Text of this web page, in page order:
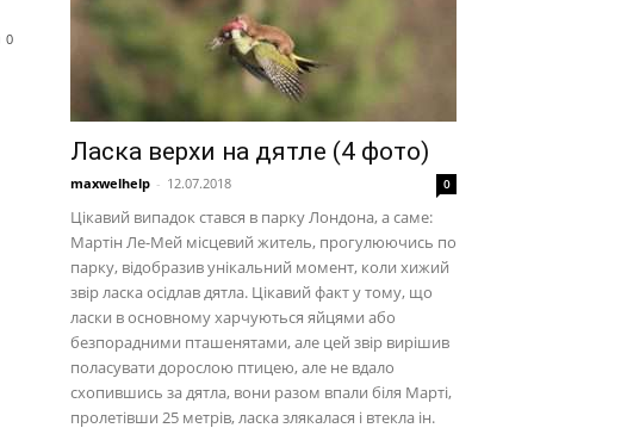
0
Ласка верхи на дятле (4 фото)
maxwelhelp - 12.07.2018 0
Цікавий випадок стався в парку Лондона, а саме:
Мартін Ле-Мей місцевий житель, прогулюючись по
парку, відобразив унікальний момент, коли хижий
звір ласка осідлав дятла. Цікавий факт у тому, що
ласки в основному харчуються яйцями або
безпорадними пташенятами, але цей звір вирішив
поласувати дорослою птицею, але не вдало
схопившись за дятла, вони разом впали біля Марті,
пролетівши 25 метрів, ласка злякалася і втекла ін.